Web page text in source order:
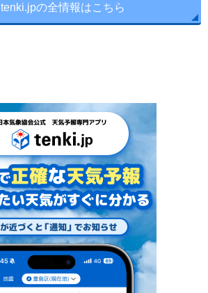
tenki.jpの全情報はこちら